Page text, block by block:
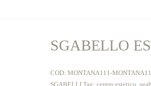
SGABELLO
COD: MONTANA111-
SGABELLI Tag: centro estetico